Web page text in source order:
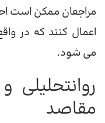
مراجعان ممکن است
اعمال کنند که در
می شود.
روانتحلیلی
مقاصد